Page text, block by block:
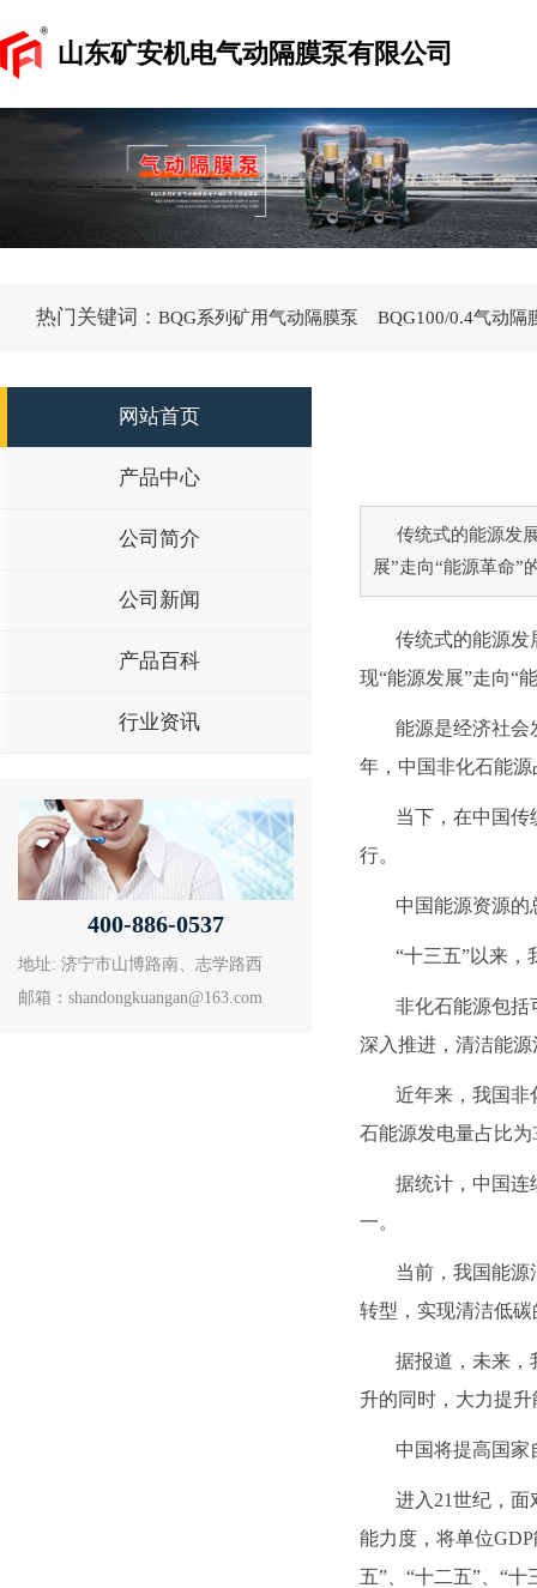
山东矿安机电气动隔膜泵有限公司
热门关键词： BQG系列矿用气动隔膜泵 BQG100/0.4气动隔
网站首页
产品中心
公司简介
公司新闻
产品百科
行业资讯
400-886-0537
地址: 济宁市山博路南、志学路西
邮箱：shandongkuangan@163.com
传统式的能源发
展”走向“能源革命”
传统式的能源发
现“能源发展”走向“
能源是经济社会
年，中国非化石能
当下，在中国传
行。
中国能源资源
“十三五”以来，
非化石能源包括
深入推进，清洁能
近年来，我国非
石能源发电量占比为
据统计，中国连
一。
当前，我国能源
转型，实现清洁低
据报道，未来，
升的同时，大力提
中国将提高国家
进入21世纪，
能力度，将单位
五”、“十二五”、“